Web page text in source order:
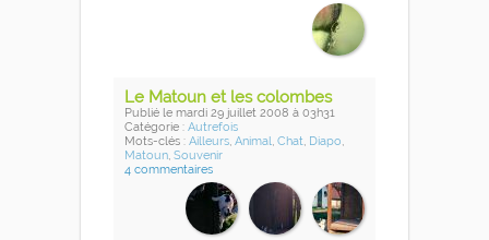
Le Matoun et les colombes
Publié le mardi 29 juillet 2008 à 03h31
Catégorie : Autrefois
Mots-clés : Ailleurs, Animal, Chat, Diapo,
Matoun, Souvenir
4 commentaires